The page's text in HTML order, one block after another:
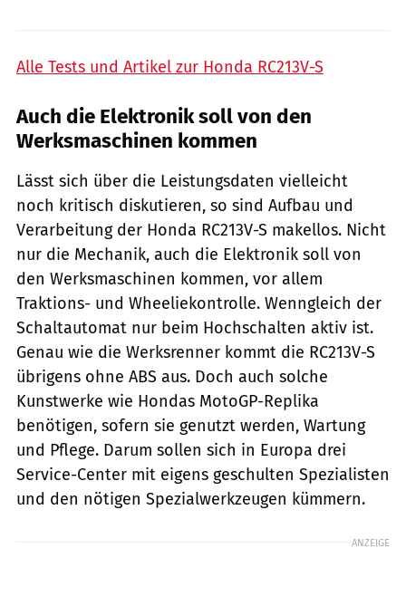
Alle Tests und Artikel zur Honda RC213V-S
Auch die Elektronik soll von den
Werksmaschinen kommen
Lässt sich über die Leistungsdaten vielleicht
noch kritisch diskutieren, so sind Aufbau und
Verarbeitung der Honda RC213V-S makellos. Nicht
nur die Mechanik, auch die Elektronik soll von
den Werksmaschinen kommen, vor allem
Traktions- und Wheeliekontrolle. Wenngleich der
Schaltautomat nur beim Hochschalten aktiv ist.
Genau wie die Werksrenner kommt die RC213V-S
übrigens ohne ABS aus. Doch auch solche
Kunstwerke wie Hondas MotoGP-Replika
benötigen, sofern sie genutzt werden, Wartung
und Pflege. Darum sollen sich in Europa drei
Service-Center mit ­eigens geschulten Spezialisten
und den nötigen Spezialwerkzeugen kümmern.
ANZEIGE